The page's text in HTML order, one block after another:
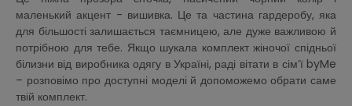
маленький акцент - вишивка. Це та частина гардеробу, яка
для більшості залишається таємницею, але дуже важливою й
потрібною для тебе. Якщо шукала комплект жіночої спідньої
білизни від виробника одягу в Україні, раді вітати в сім’ї byMe
– розповімо про доступні моделі й допоможемо обрати саме
твій комплект.